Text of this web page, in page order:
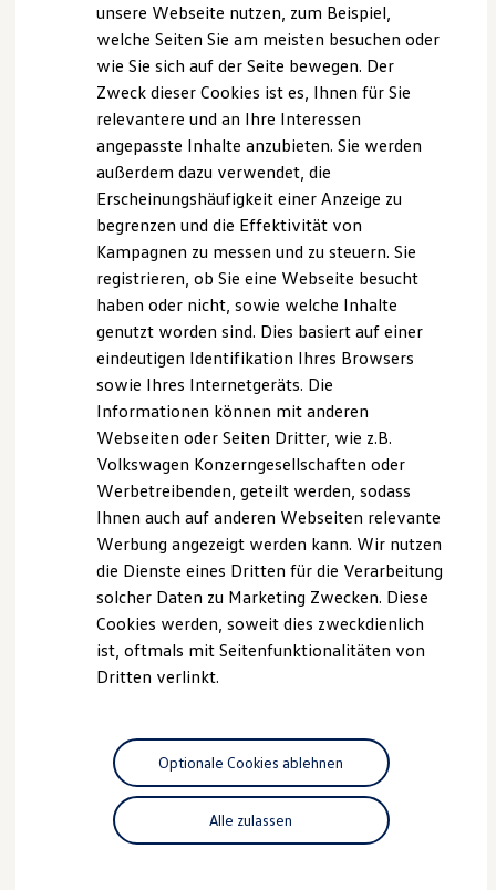
Nachhaltigkeit
Technologie
Kosten und Kauf
Kaufoptionen
E-Auto-Förderung
Software und Konnektivität
Die ID. Software 6
ID. Software Versionen und Updates
Digitale Extras
Schnittstellen zu Ihrem ID.
Hybridautos
Marke und Erlebnis
Volkswagen R und R Experience
R-Modelle
R Experience
Driving Experience
Volkswagen entdecken
Werkbesichtigung
Lifestyle Shop
T-Roc Kollektion
Golf Kollektion
ID. Kollektion
Volkswagen Kollektion
R-Kollektion
GTI Kollektion
Fußball Drop
we drive football
#wedriveproud
Besitzer und Service
Software Updates
Service und Ersatzteile
Motorenöl und Flüssigkeiten
Räder und Reifen
Pannen- und Unfallhilfe
Economy Service
Volkswagen Teile
Zubehör
Wir sind zur Teilnahme an einem
Streitbeilegungsverfahren vor einer
Verbraucherschlichtungsstelle weder bereit noch dazu
verpflichtet.
Datenschutzerklärung
A. Verantwortliche
Wir freuen uns, dass Sie unsere Webseite der Auto-
Schwettling-GmbH, Im Camisch 9, 07768 Kahla,
autohaus@schwettling.debesuchen. Im
Folgenden informieren wir Sie über die Verarbeitung
Ihrer personenbezogenen Daten durch uns im
Zusammenhang mit Ihrem Besuch unserer Webseite.
B. Verarbeitung Ihrer personenbezogenen Daten
Unsere Webseite bietet Ihnen verschiedene
Angebote, die wir Ihnen in Bezug auf dabei durch uns
verarbeitete personenbezogene Daten im Folgenden
näher erläutern möchten. Bei der Datenverarbeitung
im Zusammenhang mit unserer Webseite unterstützt
uns die Volkswagen Deutschland GmbH und Co. KG als
1. Kontaktformular
Sie haben die Möglichkeit, über ein Kontaktformular
mit uns Kontakt aufzunehmen und eine Anfrage an
uns zu richten. In diesem Zusammenhang verarbeiten
unsere Webseite nutzen, zum Beispiel,
welche Seiten Sie am meisten besuchen oder
wie Sie sich auf der Seite bewegen. Der
Zweck dieser Cookies ist es, Ihnen für Sie
relevantere und an Ihre Interessen
angepasste Inhalte anzubieten. Sie werden
außerdem dazu verwendet, die
Erscheinungshäufigkeit einer Anzeige zu
begrenzen und die Effektivität von
Kampagnen zu messen und zu steuern. Sie
registrieren, ob Sie eine Webseite besucht
haben oder nicht, sowie welche Inhalte
genutzt worden sind. Dies basiert auf einer
eindeutigen Identifikation Ihres Browsers
sowie Ihres Internetgeräts. Die
Informationen können mit anderen
Webseiten oder Seiten Dritter, wie z.B.
Volkswagen Konzerngesellschaften oder
Werbetreibenden, geteilt werden, sodass
Ihnen auch auf anderen Webseiten relevante
Werbung angezeigt werden kann. Wir nutzen
die Dienste eines Dritten für die Verarbeitung
solcher Daten zu Marketing Zwecken. Diese
Cookies werden, soweit dies zweckdienlich
ist, oftmals mit Seitenfunktionalitäten von
Dritten verlinkt.
Alle zulassen
Optionale Cookies ablehnen